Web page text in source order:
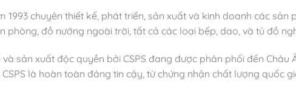
chuyên thiết kế, phát triển, sản xuất và kinh doanh các sản
phòng, đồ nướng ngoài trời, tất cả các loại bếp, dao, và tủ đồ
sản xuất độc quyền bởi CSPS đang được phân phối đến Châu
là hoàn toàn đáng tin cậy, từ chứng nhận chất lượng quốc